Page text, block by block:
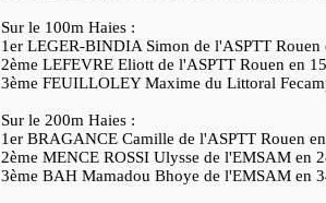
Sur le 100m Haies :
1er LEGER-BINDIA Simon de l'ASPTT
2ème LEFEVRE Eliott de l'ASPTT Rouen en
3ème FEUILLOLEY Maxime du Littoral
Sur le 200m Haies :
1er BRAGANCE Camille de l'ASPTT Rouen
2ème MENCE ROSSI Ulysse de l'EMSAM en
3ème BAH Mamadou Bhoye de l'EMSAM en